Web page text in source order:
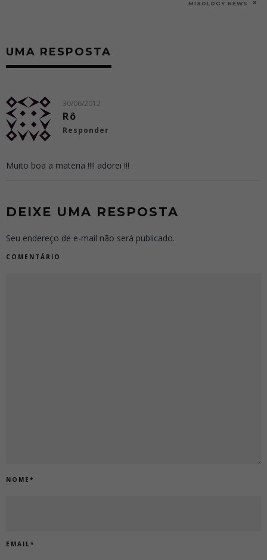
MIXOLOGY NEWS
UMA RESPOSTA
30/06/2012
Rô
Responder
Muito boa a materia !!!! adorei !!!
DEIXE UMA RESPOSTA
Seu endereço de e-mail não será publicado.
COMENTÁRIO
NOME *
EMAIL*